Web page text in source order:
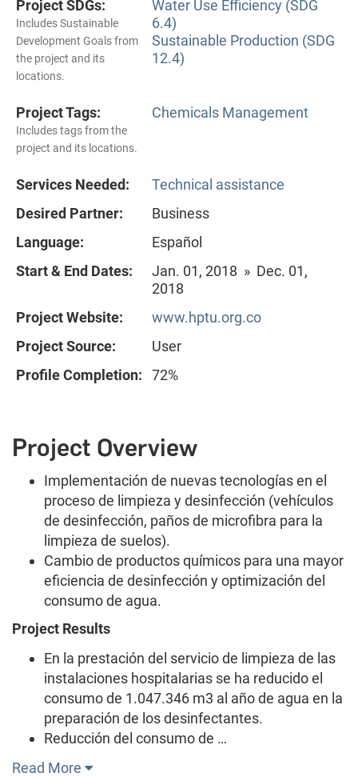
Project SDGs:
Includes Sustainable
Development Goals from
the project and its
locations.
Water Use Efficiency (SDG
6.4)
Sustainable Production (SDG
12.4)
Project Tags:
Includes tags from the
project and its locations.
Chemicals Management
Services Needed:
Technical assistance
Desired Partner:
Business
Language:
Español
Start & End Dates:
Jan. 01, 2018 » Dec. 01,
2018
Project Website:
www.hptu.org.co
Project Source:
User
Profile Completion:
72%
Project Overview
Implementación de nuevas tecnologías en el
proceso de limpieza y desinfección (vehículos
de desinfección, paños de microfibra para la
limpieza de suelos).
Cambio de productos químicos para una mayor
eficiencia de desinfección y optimización del
consumo de agua.
Project Results
En la prestación del servicio de limpieza de las
instalaciones hospitalarias se ha reducido el
consumo de 1.047.346 m3 al año de agua en la
preparación de los desinfectantes.
Reducción del consumo de …
Read More